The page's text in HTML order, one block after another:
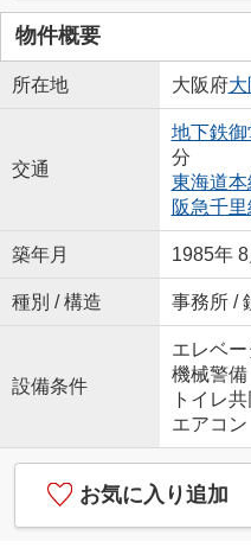
物件概要
所在地 大阪府大
交通
地下鉄
分
東海道本
阪急千里
築年月 1985年
種別 / 構造 事務所 /
設備条件
エレベー
機械警備
トイレ共
エアコン
お気に入り追加